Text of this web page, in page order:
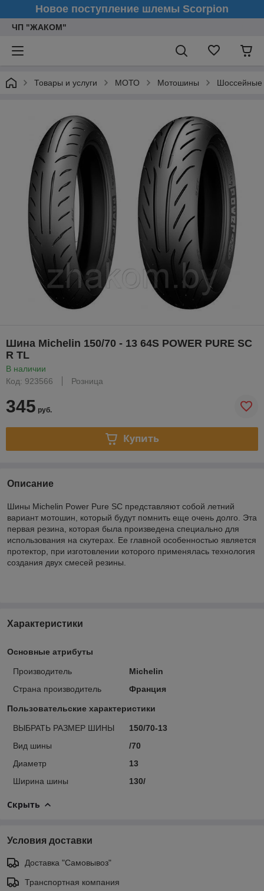
Новое поступление шлемы Scorpion
ЧП "ЖАКОМ"
Товары и услуги МОТО Мотошины Шоссейные
Шина Michelin 150/70 - 13 64S POWER PURE SC
R TL
В наличии
Код: 923566
Розница
345 руб.
Купить
Описание
Шины Michelin Power Pure SC представляют собой летний
вариант мотошин, который будут помнить еще очень долго. Эта
первая резина, которая была произведена специально для
использования на скутерах. Ее главной особенностью является
протектор, при изготовлении которого применялась технология
создания двух смесей резины.
Характеристики
Основные атрибуты
Производитель
Michelin
Страна производитель
Франция
Пользовательские характеристики
ВЫБРАТЬ РАЗМЕР ШИНЫ
150/70-13
Вид шины
/70
Диаметр
13
Ширина шины
130/
Скрыть
Условия доставки
Доставка "Самовывоз"
Транспортная компания